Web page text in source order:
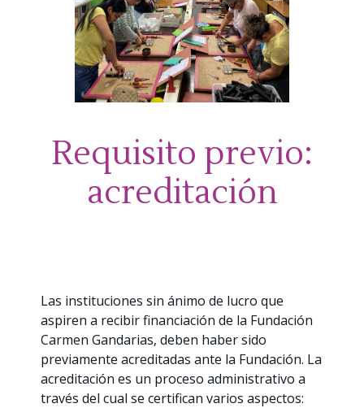
Requisito previo:
acreditación
Las instituciones sin ánimo de lucro que
aspiren a recibir financiación de la Fundación
Carmen Gandarias, deben haber sido
previamente acreditadas ante la Fundación. La
acreditación es un proceso administrativo a
través del cual se certifican varios aspectos: